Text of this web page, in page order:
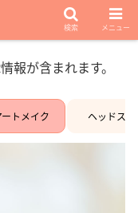
報が含まれます。
ートメイク ヘッドスパ
検索 メニュー